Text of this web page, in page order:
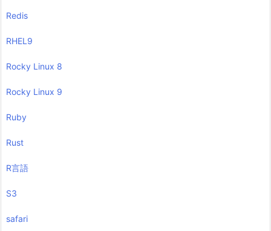
Redis
RHEL9
Rocky Linux 8
Rocky Linux 9
Ruby
Rust
R言語
S3
safari